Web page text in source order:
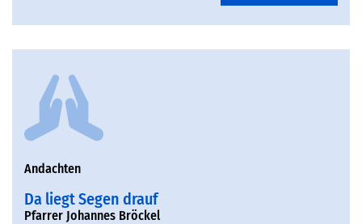
Andachten
Da liegt Segen drauf
Pfarrer Johannes Bröckel